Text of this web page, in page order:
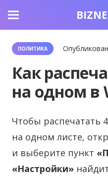
ПОЛИТИКА
Как
на одном в
Чтобы распечатать
на одном листе,
и выберите пункт
«Настройки»